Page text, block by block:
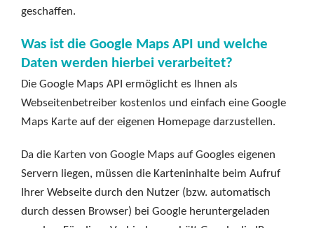
geschaffen.
Was ist die Google Maps API und welche
Daten werden hierbei verarbeitet?
Die Google Maps API ermöglicht es Ihnen als
Webseitenbetreiber kostenlos und einfach eine Google
Maps Karte auf der eigenen Homepage darzustellen.
Da die Karten von Google Maps auf Googles eigenen
Servern liegen, müssen die Karteninhalte beim Aufruf
Ihrer Webseite durch den Nutzer (bzw. automatisch
durch dessen Browser) bei Google heruntergeladen